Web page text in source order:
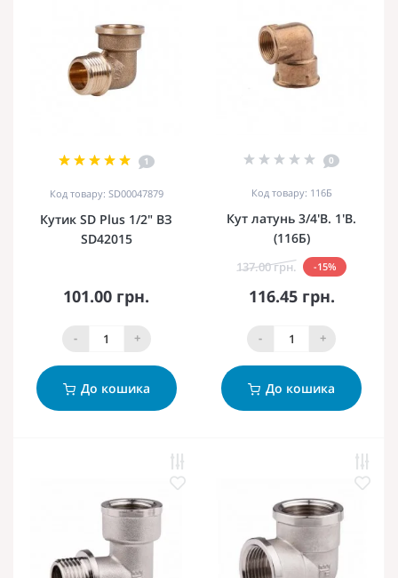
1
Код товару: SD00047879
Кутик SD Plus 1/2" ВЗ
SD42015
101.00 грн.
- +
До кошика
0
Код товару: 116Б
Кут латунь 3/4'В. 1'В.
(116Б)
137.00 грн. -15%
116.45 грн.
- +
До кошика